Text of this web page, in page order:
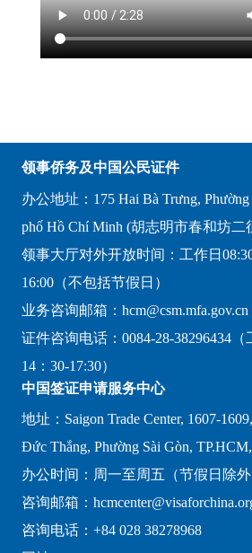
领事侨务及中国公民证件
办公地址：175 Hai Bà Trưng, Phường
phố Hồ Chí Minh (胡志明市春和坊二
领事大厅对外开放时间：工作日
16:00（不包括节假日）
业务咨询邮箱：hcm@csm.mfa.gov.cn
证件咨询电话：0084-28-38296434（
14：30-17:30）
中国签证申请服务中心
地址：Saigon Trade Center, 1607-
Đức Thắng, Phường Sài Gòn, TP.HCM,
办公时间：周一至周五（节假日除外
咨询邮箱：
咨询电话：+84 028 38278968